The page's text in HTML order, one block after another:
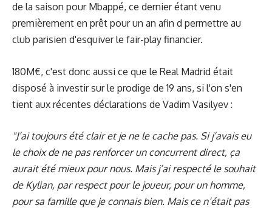
de la saison pour Mbappé, ce dernier étant venu
premièrement en prêt pour un an afin d permettre au
club parisien d'esquiver le fair-play financier.
180M€, c'est donc aussi ce que le Real Madrid était
disposé à investir sur le prodige de 19 ans, si l'on s'en
tient aux récentes déclarations de Vadim Vasilyev :
"J’ai toujours été clair et je ne le cache pas. Si j’avais eu
le choix de ne pas renforcer un concurrent direct, ça
aurait été mieux pour nous. Mais j’ai respecté le souhait
de Kylian, par respect pour le joueur, pour un homme,
pour sa famille que je connais bien. Mais ce n’était pas